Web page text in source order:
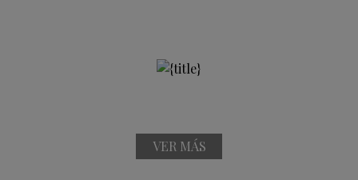
VER MÁS